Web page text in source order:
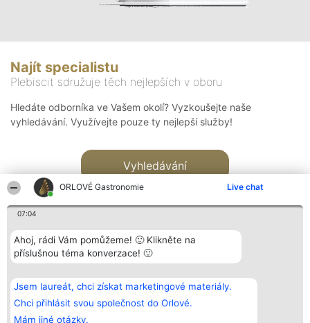
ORLOVÉ Gastronomie Live chat
07:04
Ahoj, rádi Vám pomůžeme! 🙂 Klikněte na
příslušnou téma konverzace! 🙂
Jsem laureát, chci získat marketingové materiály.
Chci přihlásit svou společnost do Orlové.
Mám jiné otázky.
Najít specialistu
Plebiscit sdružuje těch nejlepších v oboru
Hledáte odborníka ve Vašem okolí? Vyzkoušejte naše
vyhledávání. Využívejte pouze ty nejlepší služby!
Vyhledávání
Bright Side Solutions sp. z o.
o. sp. k.
ul. Ruska 22
Wrocław 50-079
KRS 0000749100 | Regon
Vítězové
Seznam všech
laureátů
Zásady
Kontakt